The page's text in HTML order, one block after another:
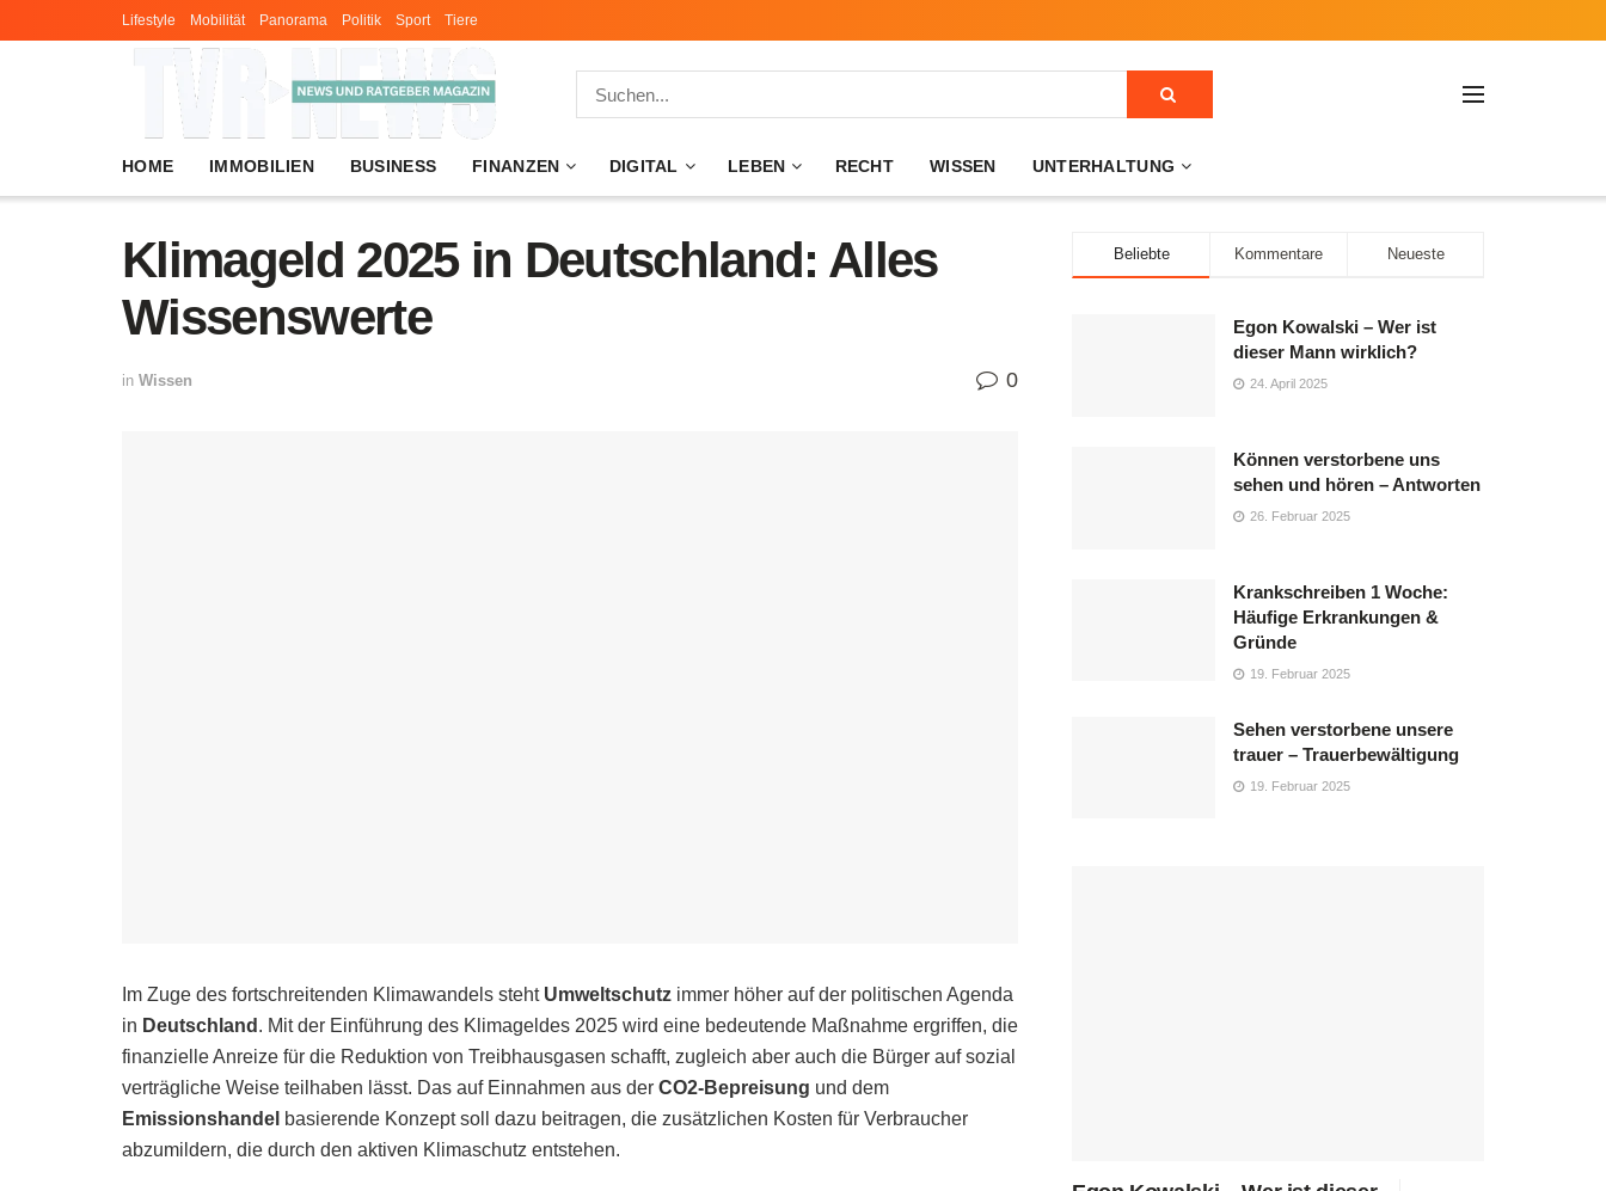
Lifestyle Mobilität Panorama Politik Sport Tiere
HOME IMMOBILIEN BUSINESS FINANZEN DIGITAL LEBEN RECHT WISSEN UNTERHALTUNG
Klimageld 2025 in Deutschland: Alles
Wissenswerte
in Wissen 0
Im Zuge des fortschreitenden Klimawandels steht Umweltschutz immer höher auf der politischen Agenda
in Deutschland . Mit der Einführung des Klimageldes 2025 wird eine bedeutende Maßnahme ergriffen, die
finanzielle Anreize für die Reduktion von Treibhausgasen schafft, zugleich aber auch die Bürger auf sozial
verträgliche Weise teilhaben lässt. Das auf Einnahmen aus der CO2-Bepreisung und dem
Emissionshandel basierende Konzept soll dazu beitragen, die zusätzlichen Kosten für Verbraucher
abzumildern, die durch den aktiven Klimaschutz entstehen.
Beliebte Kommentare Neueste
Egon Kowalski – Wer ist
dieser Mann wirklich?
24. April 2025
Können verstorbene uns
sehen und hören – Antworten
26. Februar 2025
Krankschreiben 1 Woche:
Häufige Erkrankungen &
Gründe
19. Februar 2025
Sehen verstorbene unsere
trauer – Trauerbewältigung
19. Februar 2025